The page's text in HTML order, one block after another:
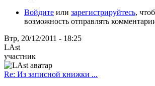
Войдите или зарегистрируйтесь,
возможность отправлять
Втр, 20/12/2011 - 18:25
LAst
участник
Re: Из записной книжки ...